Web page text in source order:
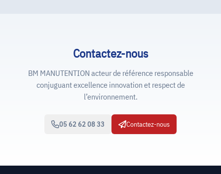
Contactez-nous
BM MANUTENTION acteur de référence responsable
conjuguant excellence innovation et respect de
l’environnement.
05 62 62 08 33 Contactez-nous